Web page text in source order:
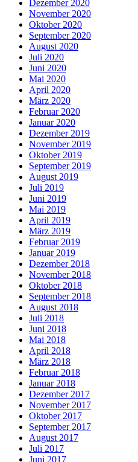
Dezember 2020
November 2020
Oktober 2020
September 2020
August 2020
Juli 2020
Juni 2020
Mai 2020
April 2020
März 2020
Februar 2020
Januar 2020
Dezember 2019
November 2019
Oktober 2019
September 2019
August 2019
Juli 2019
Juni 2019
Mai 2019
April 2019
März 2019
Februar 2019
Januar 2019
Dezember 2018
November 2018
Oktober 2018
September 2018
August 2018
Juli 2018
Juni 2018
Mai 2018
April 2018
März 2018
Februar 2018
Januar 2018
Dezember 2017
November 2017
Oktober 2017
September 2017
August 2017
Juli 2017
Juni 2017